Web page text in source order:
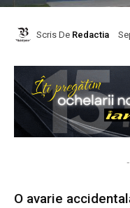
Scris De Redactia
O avarie